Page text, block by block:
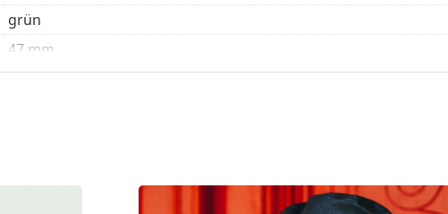
Tuchs geliefert werden.
derSonnenbrillen, um weitere Modelle beliebter Marken zu
grün
47 mm
52 mm